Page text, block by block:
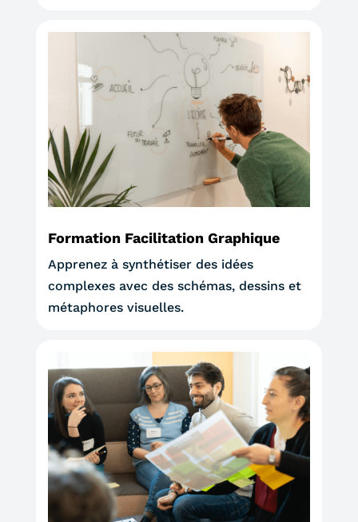
Formation Facilitation Graphique
Apprenez à synthétiser des idées
complexes avec des schémas, dessins et
métaphores visuelles.